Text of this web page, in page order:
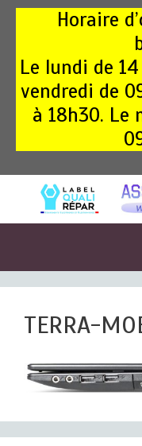
Aller
Horaire
Le lundi de
vendredi de
à 18h30. Le
TERRA-